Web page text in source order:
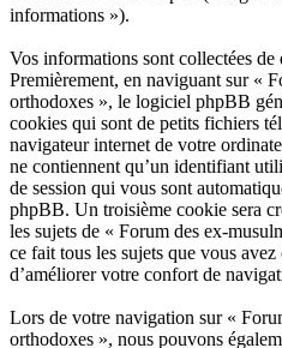
informations »).
Vos informations sont collectées de
Premièrement, en naviguant sur «
orthodoxes », le logiciel phpBB
cookies qui sont de petits fichiers
navigateur internet de votre
ne contiennent qu’un identifiant
de session qui vous sont
phpBB. Un troisième cookie sera
les sujets de « Forum des ex-
ce fait tous les sujets que vous
d’améliorer votre confort de
Lors de votre navigation sur «
orthodoxes », nous pouvons